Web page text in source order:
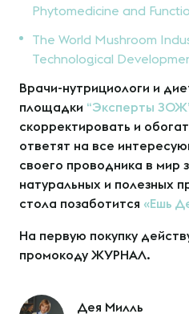
Phytomedicine and
The World Mushroom
Technological
Врачи-нутрициологи и
площадки “Эксперты
скорректировать и
ответят на все
своего проводника в мир
натуральных и полезных
стола позаботится «Ешь
На первую покупку
промокоду ЖУРНАЛ.
Дея Милль